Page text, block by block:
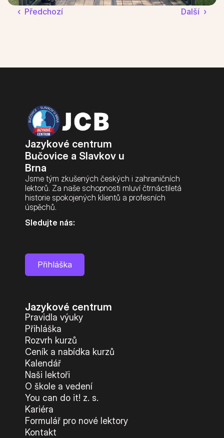
‹  Předchozí Další  ›
Jazykové centrum
Bučovice a Slavkov u
Brna
Jsme tým zkušených českých i zahraničních
lektorů. Za naše schopnosti mluví čtrnáctiletá
historie spokojených klientů a profesních
úspěchů.
Sledujte nás:
Přihláška
Jazykové centrum
Pravidla výuky
Přihláška
Rozvrh kurzů
Ceník a nabídka kurzů
Kalendář
Naši lektoři
O škole a vedení
You can do it! z. s.
Kariéra
Formulář pro nové lektory
Kontakt